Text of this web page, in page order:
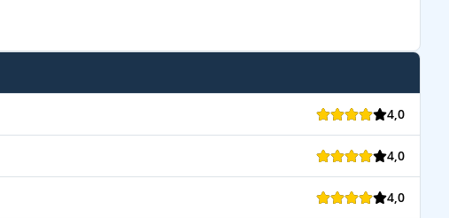
4,0
4,0
4,0